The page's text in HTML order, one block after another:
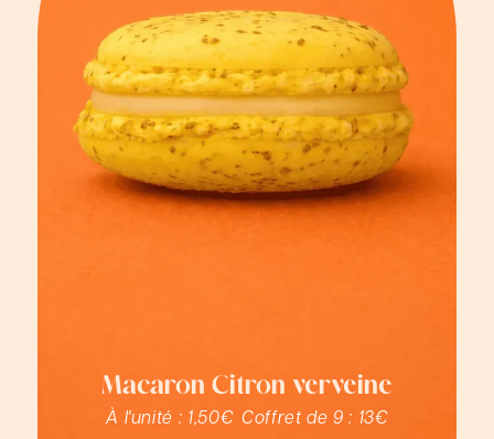
Macaron Citron verveine
À l'unité : 1,50€ Coffret de 9 : 13€